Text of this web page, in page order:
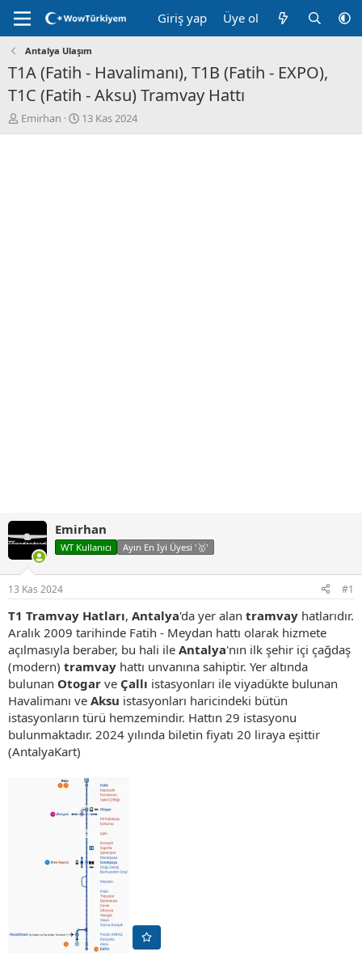
Giriş yap Üye ol
Antalya Ulaşım
T1A (Fatih - Havalimanı), T1B (Fatih - EXPO),
T1C (Fatih - Aksu) Tramvay Hattı
K
o
Emirhan
B
a
13 Kas 2024
Emirhan
WT Kullanıcı Ayın En İyi Üyesi '🥇'
13 Kas 2024 #1
T1 Tramvay Hatları, Antalya'da yer alan tramvay hatlarıdır.
Aralık 2009 tarihinde Fatih - Meydan hattı olarak hizmete
açılmasıyla beraber, bu hali ile Antalya'nın ilk şehir içi çağdaş
(modern) tramvay hattı unvanına sahiptir. Yer altında
bulunan Otogar ve Çallı istasyonları ile viyadükte bulunan
Havalimanı ve Aksu istasyonları haricindeki bütün
istasyonların türü hemzemindir. Hattın 29 istasyonu
bulunmaktadır. 2024 yılında biletin fiyatı 20 liraya eşittir
(AntalyaKart)